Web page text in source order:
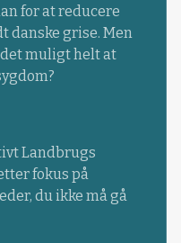
for at reducere
danske grise. Men
muligt helt at
Landbrugs
fokus på
du ikke må gå